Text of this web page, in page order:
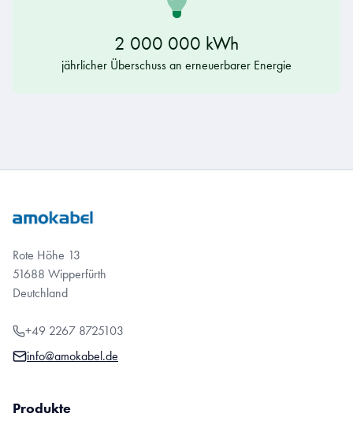
2 000 000 kWh
jährlicher Überschuss an erneuerbarer Energie
Rote Höhe 13
51688 Wipperfürth
Deutchland
+49 2267 8725103
info@amokabel.de
Produkte